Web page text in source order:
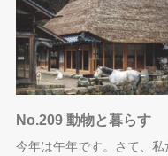
No.209 動物と暮らす
今年は午年です。さて、私